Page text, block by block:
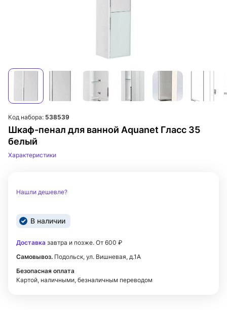
Шкаф-пенал для ванной Aquanet Гласс 35
белый
Код набора: 538539
Характеристики
Нашли дешевле?
В наличии
Доставка завтра и позже. От 600 ₽
Самовывоз. Подольск, ул. Вишневая, д.1А
Безопасная оплата
Картой, наличными, безналичным переводом